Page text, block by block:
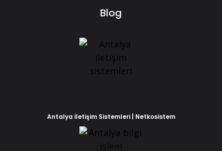
Blog
Antalya İletişim Sistemleri | Netkosistem